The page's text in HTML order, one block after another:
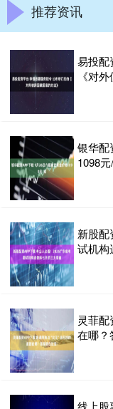
推荐资讯
易投配
《对
银华配
1098
新股配
试机构
灵菲配
在哪？
线上股